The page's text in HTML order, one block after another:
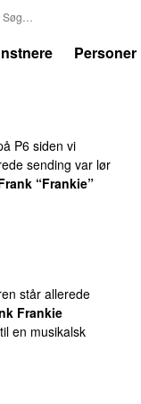
Personer
P6 siden vi
sending var lør
“Frankie”
står allerede
Frankie
en musikalsk